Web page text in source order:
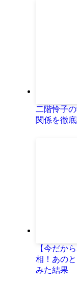
二階怜子
関係を徹
【今だか
相！あの
みた結果